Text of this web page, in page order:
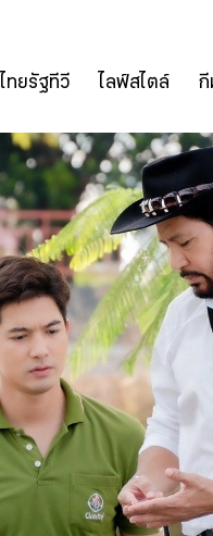
ไทยรัฐทีวี ไลฟ์สไตล์ กี